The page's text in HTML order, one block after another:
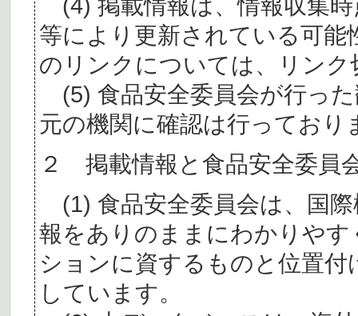
等により更新されている可
のリンクについては、リン
(5) 食品安全委員会が行っ
元の機関に確認は行っており
２ 掲載情報と食品安全委員
(1) 食品安全委員会は、国
報をありのままにわかりや
ションに資するものと位置
しています。